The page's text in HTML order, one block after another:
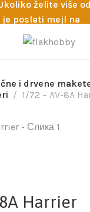
želite više
je poslati mejl na
sa
nas možete
oko odabira.
i drvene
1/72 – AV-8A
Harrier